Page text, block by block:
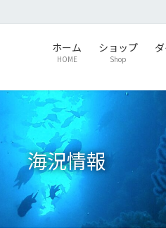
ホーム
HOME
ショップ
Shop
海況情報